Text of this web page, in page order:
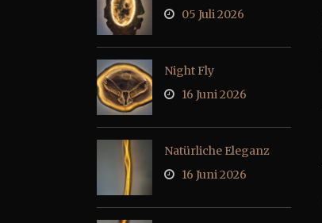
05 Juli 2026
Night Fly
16 Juni 2026
Natürliche Eleganz
16 Juni 2026